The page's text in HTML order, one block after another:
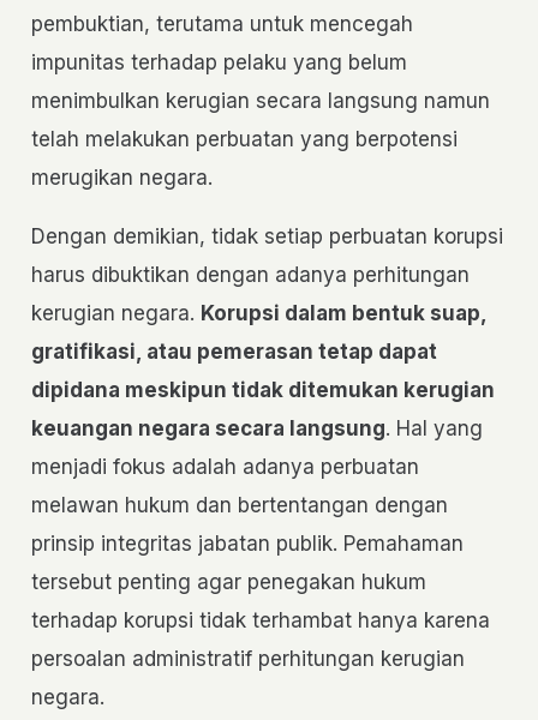
pembuktian, terutama untuk mencegah
impunitas terhadap pelaku yang belum
menimbulkan kerugian secara langsung namun
telah melakukan perbuatan yang berpotensi
merugikan negara.
Dengan demikian, tidak setiap perbuatan korupsi
harus dibuktikan dengan adanya perhitungan
kerugian negara. Korupsi dalam bentuk suap,
gratifikasi, atau pemerasan tetap dapat
dipidana meskipun tidak ditemukan kerugian
keuangan negara secara langsung. Hal yang
menjadi fokus adalah adanya perbuatan
melawan hukum dan bertentangan dengan
prinsip integritas jabatan publik. Pemahaman
tersebut penting agar penegakan hukum
terhadap korupsi tidak terhambat hanya karena
persoalan administratif perhitungan kerugian
negara.